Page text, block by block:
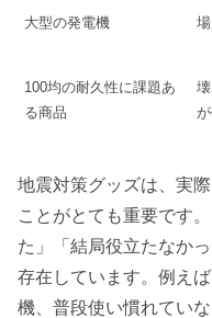
大型の発電機
100均の耐久性に課題あ
る商品
地震対策グッズは、実
ことがとても重要です
た」「結局役立たなか
存在しています。例え
機、普段使い慣れてい